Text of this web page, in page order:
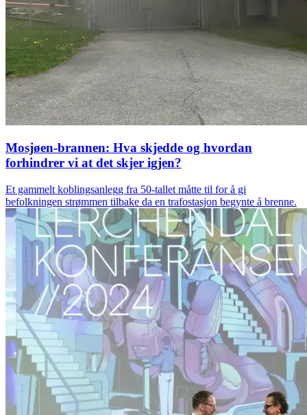
Mosjøen-brannen: Hva skjedde og hvordan
forhindrer vi at det skjer igjen?
Et gammelt koblingsanlegg fra 50-tallet måtte til for å gi
befolkningen strømmen tilbake da en trafostasjon begynte å brenne.